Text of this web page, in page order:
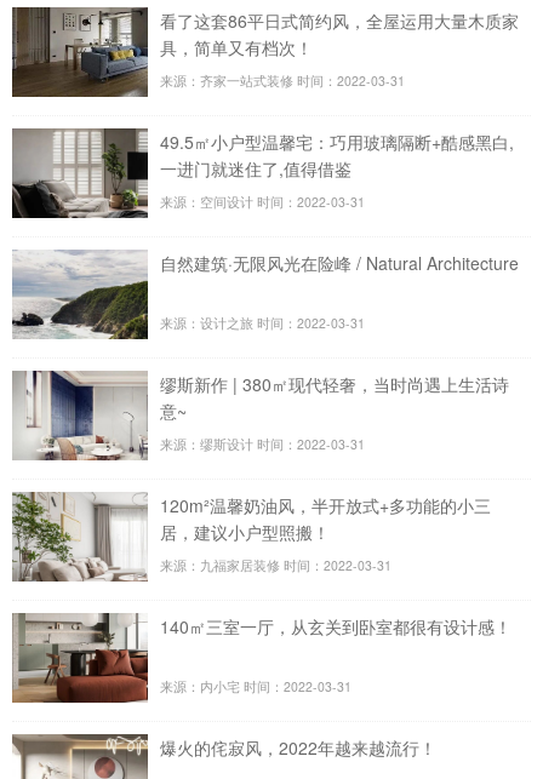
看了这套86平日式简约风，全屋运用大量木质家
具，简单又有档次！
来源：齐家一站式装修 时间：2022-03-31
49.5㎡小户型温馨宅：巧用玻璃隔断+酷感黑白,
一进门就迷住了,值得借鉴
来源：空间设计 时间：2022-03-31
自然建筑·无限风光在险峰 / Natural Architecture
来源：设计之旅 时间：2022-03-31
缪斯新作 | 380㎡现代轻奢，当时尚遇上生活诗
意~
来源：缪斯设计 时间：2022-03-31
120m²温馨奶油风，半开放式+多功能的小三
居，建议小户型照搬！
来源：九福家居装修 时间：2022-03-31
140㎡三室一厅，从玄关到卧室都很有设计感！
来源：内小宅 时间：2022-03-31
爆火的侘寂风，2022年越来越流行！